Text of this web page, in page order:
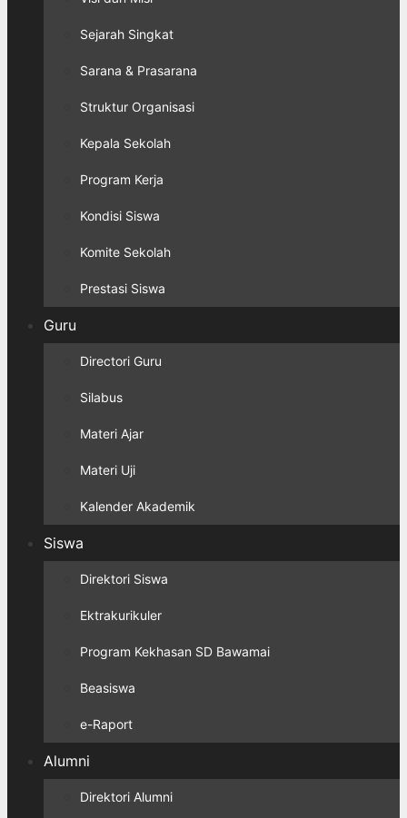
Sejarah Singkat
Sarana & Prasarana
Struktur Organisasi
Kepala Sekolah
Program Kerja
Kondisi Siswa
Komite Sekolah
Prestasi Siswa
Guru
Directori Guru
Silabus
Materi Ajar
Materi Uji
Kalender Akademik
Siswa
Direktori Siswa
Ektrakurikuler
Program Kekhasan SD Bawamai
Beasiswa
e-Raport
Alumni
Direktori Alumni